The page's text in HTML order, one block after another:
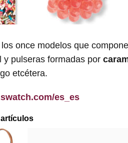
once modelos que
y pulseras formadas por
etcétera.
es_es